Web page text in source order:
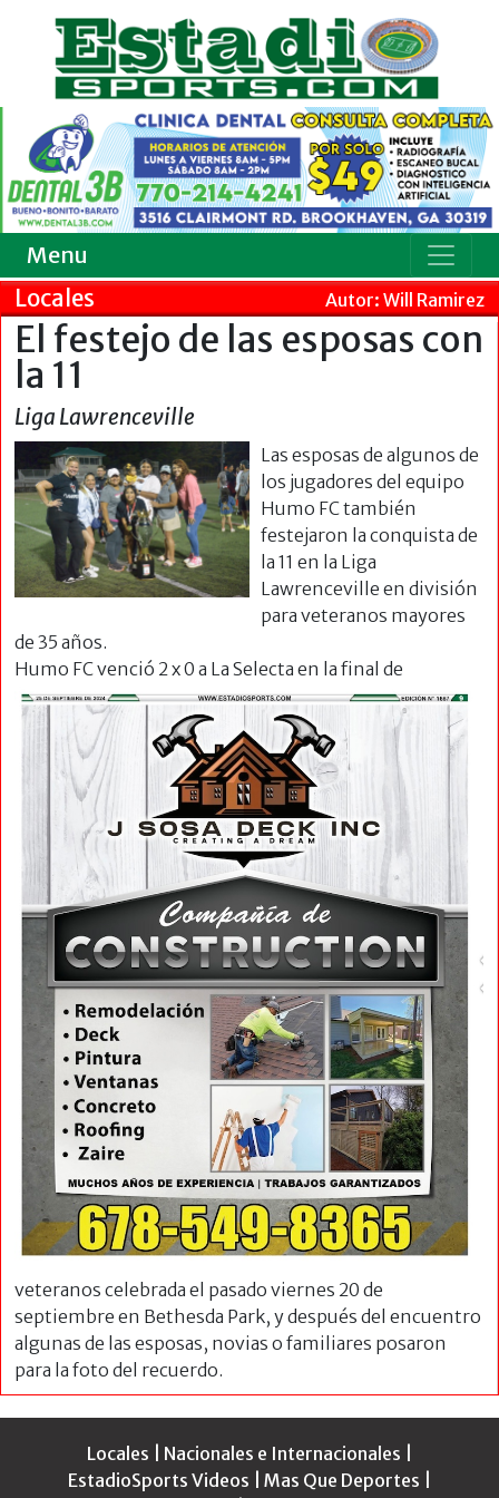
Menu
Locales Autor: Will Ramirez
El festejo de las esposas con
la 11
Liga Lawrenceville
Las esposas de algunos de
los jugadores del equipo
Humo FC también
festejaron la conquista de
la 11 en la Liga
Lawrenceville en división
para veteranos mayores
de 35 años.
Humo FC venció 2 x 0 a La Selecta en la final de
veteranos celebrada el pasado viernes 20 de
septiembre en Bethesda Park, y después del encuentro
algunas de las esposas, novias o familiares posaron
para la foto del recuerdo.
Locales Nacionales e Internacionales
EstadioSports Videos
Mas Que Deportes